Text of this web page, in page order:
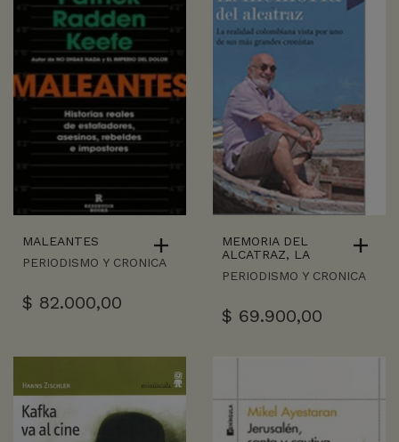
MALEANTES
PERIODISMO Y CRONICA
$ 82.000,00
MEMORIA DEL
ALCATRAZ, LA
PERIODISMO Y CRONICA
$ 69.900,00